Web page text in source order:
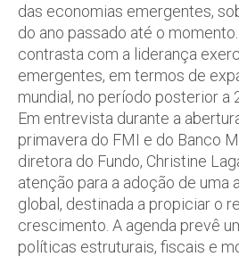
das economias emergentes,
do ano passado até o
contrasta com a liderança
emergentes, em termos de
mundial, no período posterior a
Em entrevista durante a
primavera do FMI e do Banco
diretora do Fundo, Christine
atenção para a adoção de uma
global, destinada a propiciar o
crescimento. A agenda prevê
políticas estruturais, fiscais e